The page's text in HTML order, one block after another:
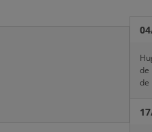
de
de